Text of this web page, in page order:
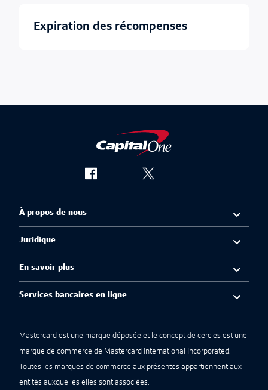
expiration des récompenses
À propos de nous
Juridique
En savoir plus
Services bancaires en ligne
Mastercard est une marque déposée et le concept de cercles est une
marque de commerce de Mastercard International Incorporated.
Toutes les marques de commerce aux présentes appartiennent aux
entités auxquelles elles sont associées.